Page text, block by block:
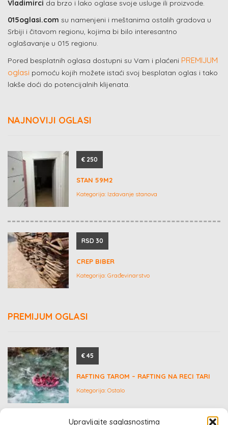
Upravljajte saglasnostima
Vladimirci da brzo i lako oglase svoje usluge ili proizvode.
015oglasi.com su namenjeni i meštanima ostalih gradova u
Srbiji i čitavom regionu, kojima bi bilo interesantno
oglašavanje u 015 regionu.
Pored besplatnih oglasa dostupni su Vam i plaćeni PREMIJUM
oglasi pomoću kojih možete istaći svoj besplatan oglas i tako
lakše doći do potencijalnih klijenata.
NAJNOVIJI OGLASI
€ 250
STAN 59M2
Kategorija: Izdavanje stanova
RSD 30
CREP BIBER
Kategorija: Građevinarstvo
PREMIJUM OGLASI
€ 45
RAFTING TAROM – RAFTING NA RECI TARI
Kategorija: Ostalo